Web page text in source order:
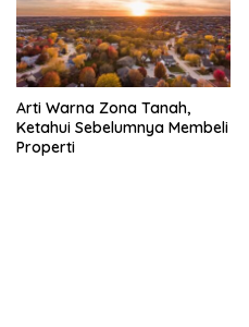
Arti Warna Zona Tanah,
Ketahui Sebelumnya Membeli
Properti